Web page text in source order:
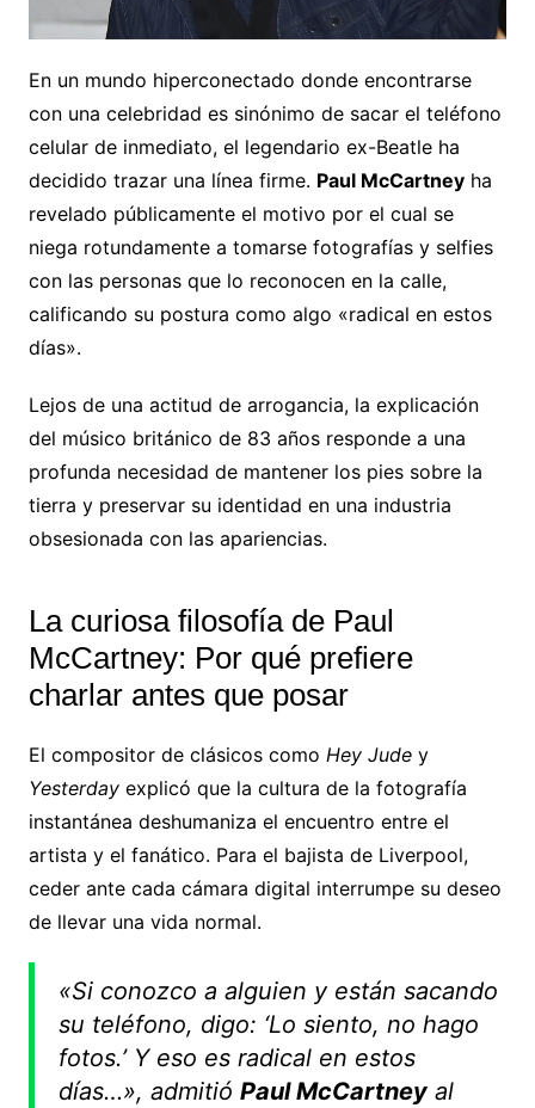
En un mundo hiperconectado donde encontrarse
con una celebridad es sinónimo de sacar el teléfono
celular de inmediato, el legendario ex-Beatle ha
decidido trazar una línea firme. Paul McCartneyha
revelado públicamente el motivo por el cual se
niega rotundamente a tomarse fotografías y selfies
con las personas que lo reconocen en la calle,
calificando su postura como algo «radical en estos
días».
Lejos de una actitud de arrogancia, la explicación
del músico británico de 83 años responde a una
profunda necesidad de mantener los pies sobre la
tierra y preservar su identidad en una industria
obsesionada con las apariencias.
La curiosa filosofía de Paul
McCartney: Por qué prefiere
charlar antes que posar
El compositor de clásicos como Hey Judey
Yesterdayexplicó que la cultura de la fotografía
instantánea deshumaniza el encuentro entre el
artista y el fanático. Para el bajista de Liverpool,
ceder ante cada cámara digital interrumpe su deseo
de llevar una vida normal.
«Si conozco a alguien y están sacando
su teléfono, digo: ‘Lo siento, no hago
fotos.’ Y eso es radical en estos
días…», admitió Paul McCartneyal